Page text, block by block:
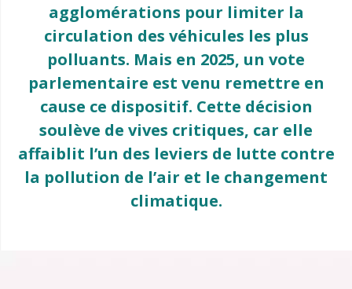
agglomérations pour limiter la
circulation des véhicules les plus
polluants. Mais en 2025, un vote
parlementaire est venu remettre en
cause ce dispositif. Cette décision
soulève de vives critiques, car elle
affaiblit l’un des leviers de lutte contre
la pollution de l’air et le changement
climatique.